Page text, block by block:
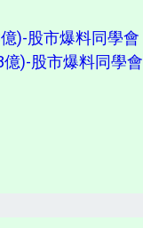
)-股市爆料同學會
)-股市爆料同學會